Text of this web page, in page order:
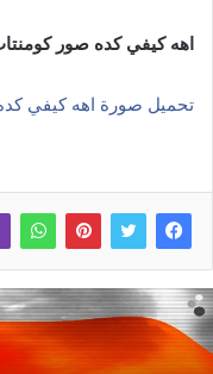
اهه كيفي كده صور
تحميل صورة اهه كيفي